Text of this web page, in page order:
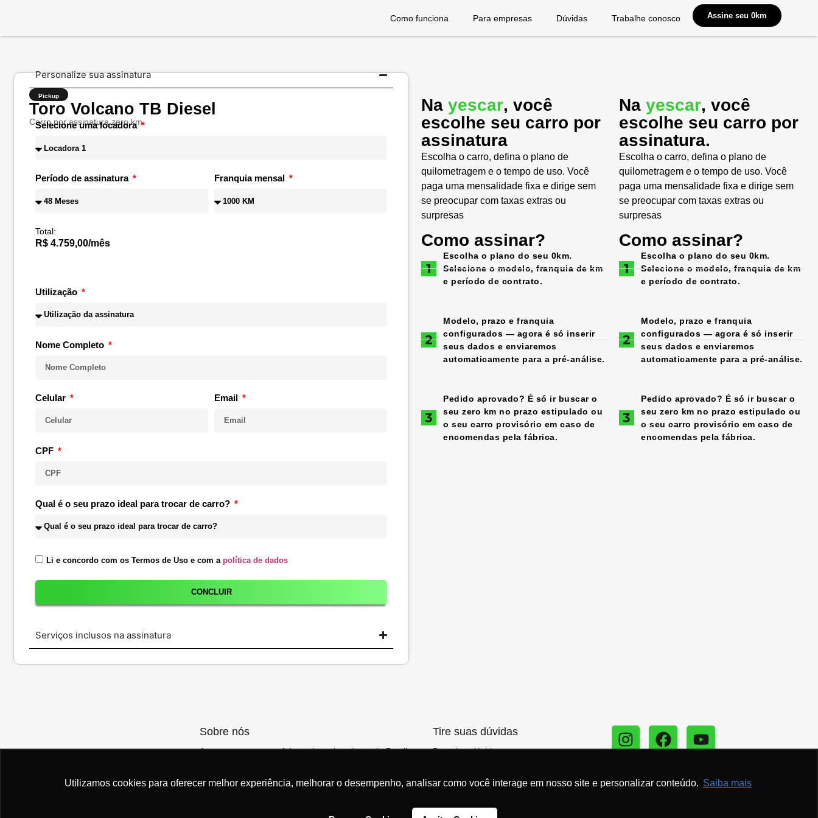
Utilizamos cookies para oferecer melhor experiência, melhorar o desempenho, analisar como você interage em nosso site e personalizar conteúdo. Saiba mais
Como funciona Para empresas Dúvidas Trabalhe conosco Assine seu 0km
Pickup
Toro Volcano TB Diesel
Carro por assinatura zero km
Personalize sua assinatura
Selecione uma locadora
Período de assinatura Franquia mensal
Total:
R$ 4.759,00/mês
Utilização
Nome Completo
Celular Email
CPF
Qual é o seu prazo ideal para trocar de carro?
Li e concordo com os Termos de Uso e com a política de dados
CONCLUIR
Serviços inclusos na assinatura
Na yescar, você
escolhe seu carro por
assinatura
Escolha o carro, defina o plano de
quilometragem e o tempo de uso. Você
paga uma mensalidade fixa e dirige sem
se preocupar com taxas extras ou
surpresas
Como assinar?
Escolha o plano do seu 0km.
Selecione o modelo, franquia de km
e período de contrato.
Modelo, prazo e franquia
configurados — agora é só inserir
seus dados e enviaremos
automaticamente para a pré-análise.
Pedido aprovado? É só ir buscar o
seu zero km no prazo estipulado ou
o seu carro provisório em caso de
encomendas pela fábrica.
Na yescar, você
escolhe seu carro por
assinatura.
Escolha o carro, defina o plano de
quilometragem e o tempo de uso. Você
paga uma mensalidade fixa e dirige sem
se preocupar com taxas extras ou
surpresas
Como assinar?
Escolha o plano do seu 0km.
Selecione o modelo, franquia de km
e período de contrato.
Modelo, prazo e franquia
configurados — agora é só inserir
seus dados e enviaremos
automaticamente para a pré-análise.
Pedido aprovado? É só ir buscar o
seu zero km no prazo estipulado ou
o seu carro provisório em caso de
encomendas pela fábrica.
Sobre nós
A yescar conecta você às maiores locadoras do Brasil,
Tire suas dúvidas
Para tirar dúvidas entre em contato